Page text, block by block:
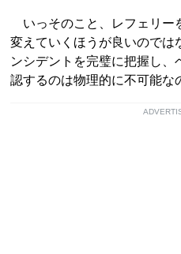
いっそのこと、レフェリー
変えていくほうが良いのでは
ンシデントを完璧に把握し
認するのは物理的に不可能な